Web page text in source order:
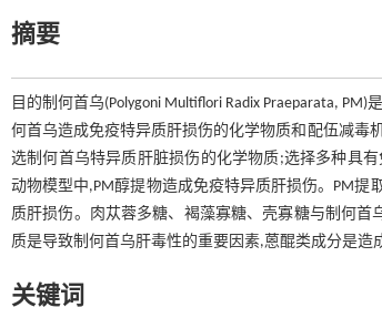
摘要
目的制何首乌(Polygoni Multiflori Radix Praeparata,
何首乌造成免疫特异质肝损伤的化学物质和配伍减毒
选制何首乌特异质肝脏损伤的化学物质;选择多种具
动物模型中,PM醇提物造成免疫特异质肝损伤。PM
质肝损伤。肉苁蓉多糖、褐藻寡糖、壳寡糖与制何
质是导致制何首乌肝毒性的重要因素,蒽醌类成分是造
关键词